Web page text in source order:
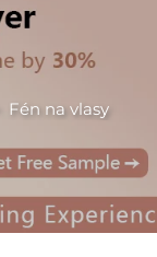
Fén na vlasy